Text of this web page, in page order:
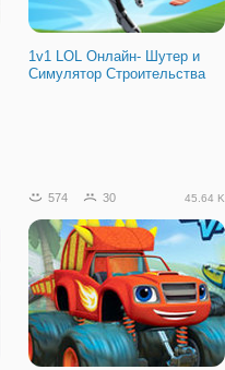
1v1 LOL Онлайн- Шутер и
Симулятор Строительства
574 30 45.64 K